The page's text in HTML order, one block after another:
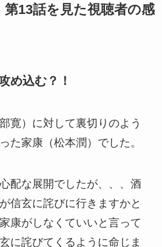
第13話を見た視聴者の感
め込む？！
寛）に対して裏切りのよう
た家康（松本潤）でした。
配な展開でしたが、、、酒
信玄に詫びに行きますかと
康がしなくていいと言って
に詫びてくるように命じま